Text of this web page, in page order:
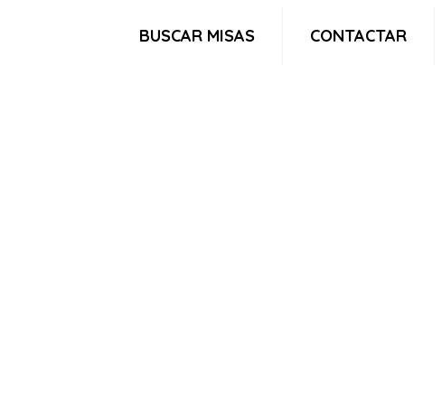
BUSCAR MISAS CONTACTAR